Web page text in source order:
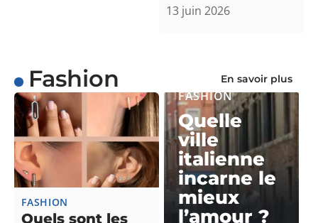
13 juin 2026
Fashion En savoir plus
FASHION
Quels sont les
FASHION
Quelle
ville
italienne
incarne le
mieux
l’amour ?